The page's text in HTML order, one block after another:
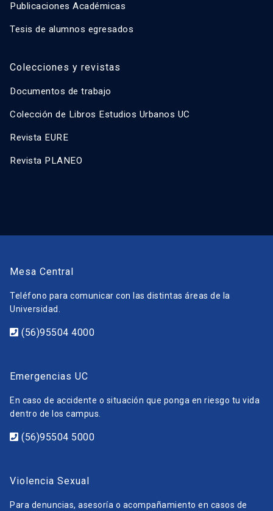
Publicaciones Académicas
Tesis de alumnos egresados
Colecciones y revistas
Documentos de trabajo
Colección de Libros Estudios Urbanos UC
Revista EURE
Revista PLANEO
Mesa Central
Teléfono para comunicar con las distintas áreas de la
Universidad.
(56)95504 4000
Emergencias UC
En caso de accidente o situación que ponga en riesgo tu vida
dentro de los campus.
(56)95504 5000
Violencia Sexual
Para denuncias, asesoría o acompañamiento en casos de